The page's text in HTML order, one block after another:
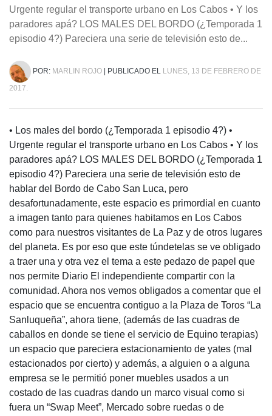
Urgente regular el transporte urbano en Los Cabos • Y los
paradores apá? LOS MALES DEL BORDO (¿Temporada 1
episodio 4?) Pareciera una serie de televisión esto de...
POR: MARLIN ROJO | PUBLICADO EL LUNES, 13 DE FEBRERO DE
2017.
• Los males del bordo (¿Temporada 1 episodio 4?) •
Urgente regular el transporte urbano en Los Cabos • Y los
paradores apá? LOS MALES DEL BORDO (¿Temporada 1
episodio 4?) Pareciera una serie de televisión esto de
hablar del Bordo de Cabo San Luca, pero
desafortunadamente, este espacio es primordial en cuanto
a imagen tanto para quienes habitamos en Los Cabos
como para nuestros visitantes de La Paz y de otros lugares
del planeta. Es por eso que este túndetelas se ve obligado
a traer una y otra vez el tema a este pedazo de papel que
nos permite Diario El independiente compartir con la
comunidad. Ahora nos vemos obligados a comentar que el
espacio que se encuentra contiguo a la Plaza de Toros “La
Sanluqueña”, ahora tiene, (además de las cuadras de
caballos en donde se tiene el servicio de Equino terapias)
un espacio que pareciera estacionamiento de yates (mal
estacionados por cierto) y además, a alguien o a alguna
empresa se le permitió poner muebles usados a un
costado de las cuadras dando un marco visual como si
fuera un “Swap Meet”, Mercado sobre ruedas o de